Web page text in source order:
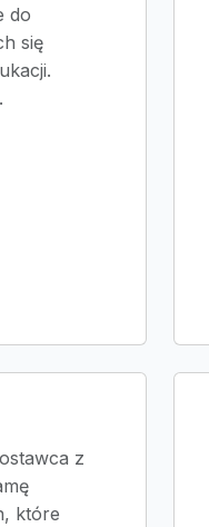
do
się
z
które